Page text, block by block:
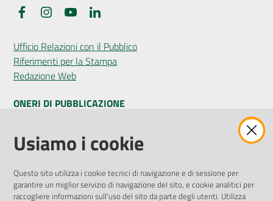
FacebookInstagramYouTube
Ufficio Relazioni con il Pubblico
Riferimenti per la Stampa
Redazione Web
ONERI DI PUBBLICAZIONE
Amministrazione Trasparente
Pubblicità legale
Privacy Policy
Attuazione Misure PNRR
Usiamo i cookie
Questo sito utilizza i cookie tecnici di navigazione e di sessione per
garantire un miglior servizio di navigazione del sito, e cookie analitici per
raccogliere informazioni sull'uso del sito da parte degli utenti. Utilizza